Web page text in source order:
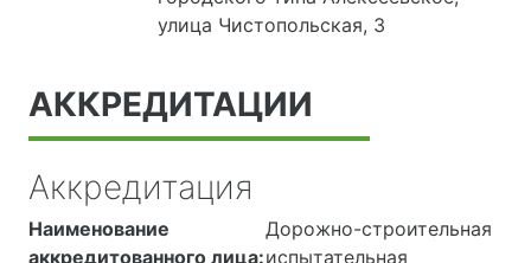
улица Чистопольская, 3
АККРЕДИТАЦИИ
Аккредитация
Наименование
аккредитованного лица:
Дорожно-строительная
испытательная